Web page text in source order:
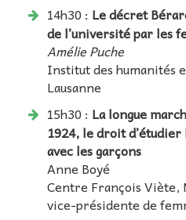
14h30 : Le décret
de l’université par les
Amélie Puche
Institut des humanités
Lausanne
15h30 : La longue
1924, le droit
avec les garçons
Anne Boyé
Centre François Viète,
vice-présidente de